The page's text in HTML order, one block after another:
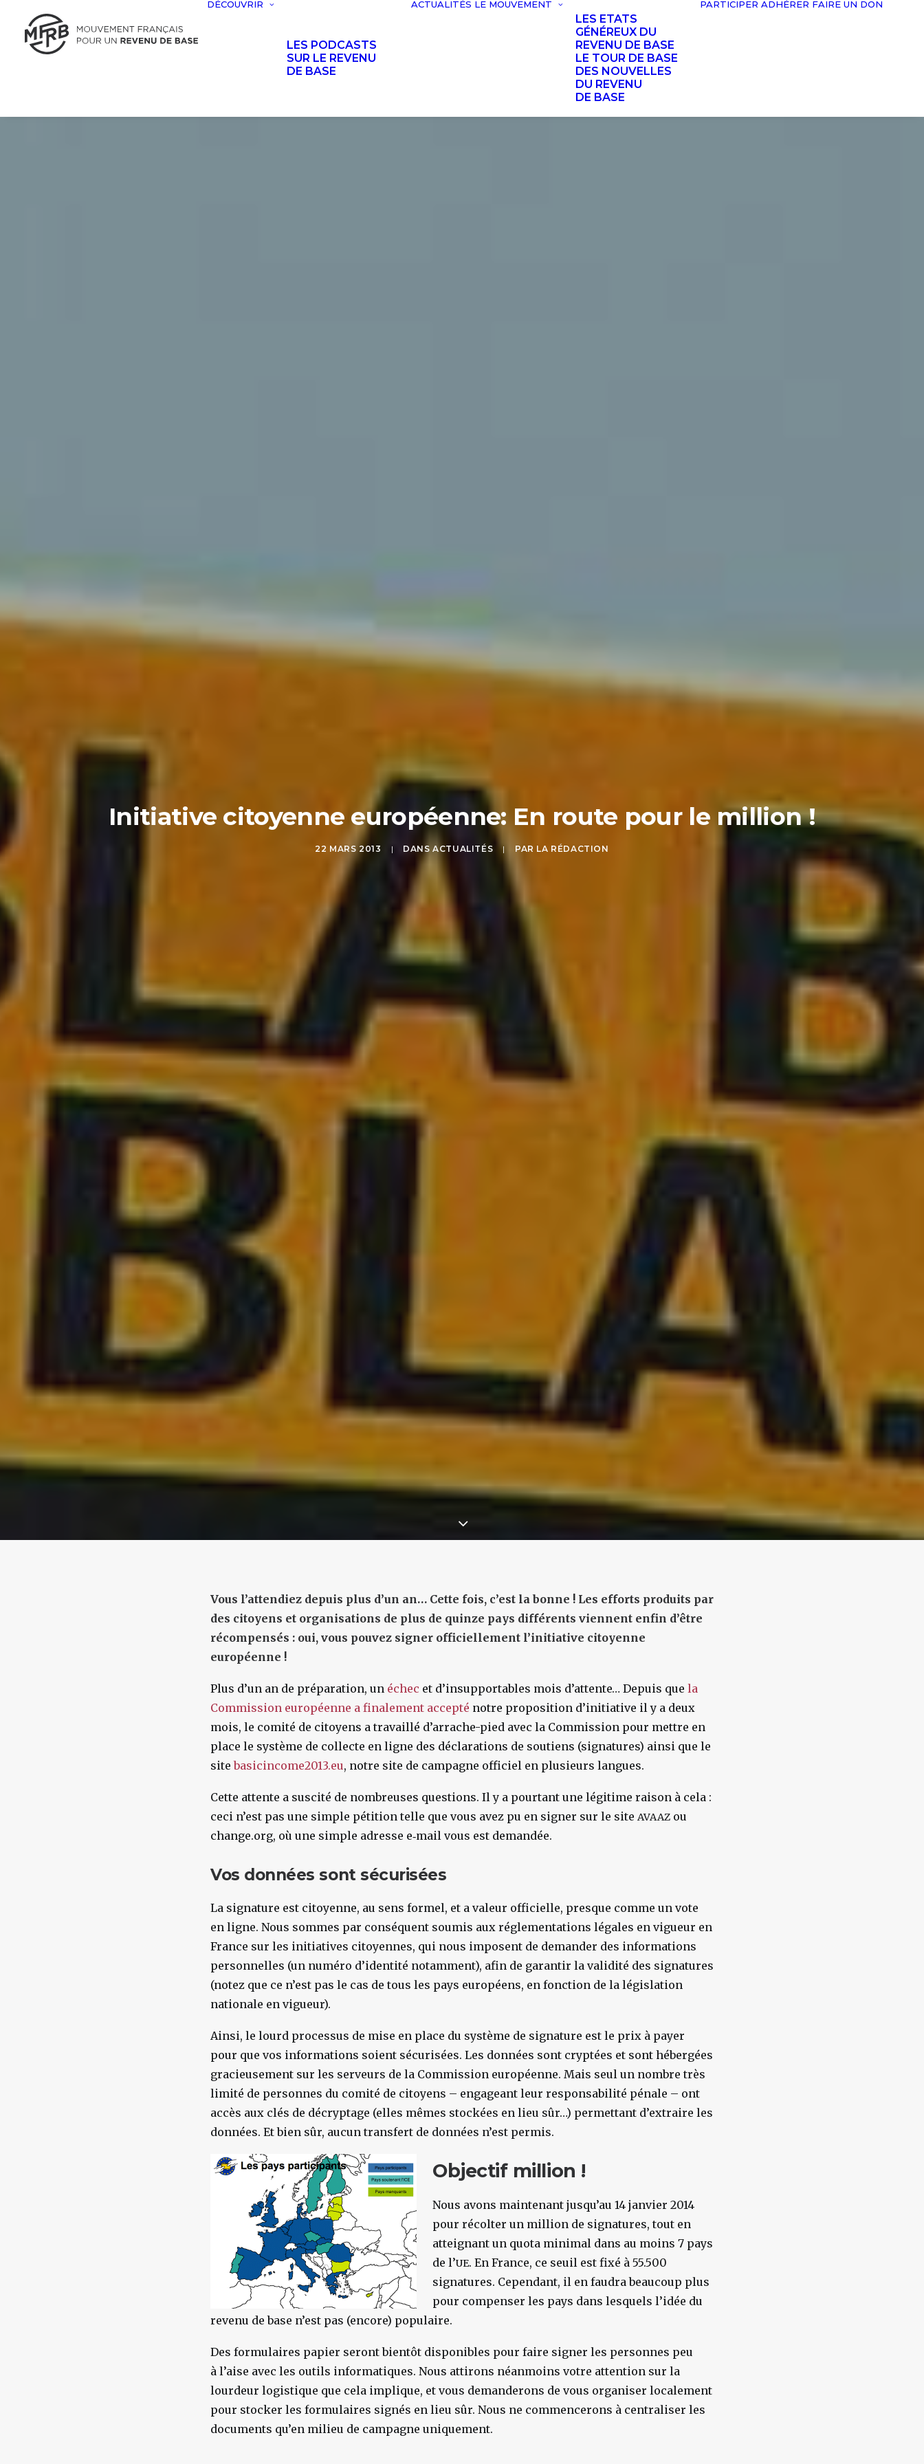
DÉCOUVRIR
LES PODCASTS
SUR LE REVENU
DE BASE
ACTUALITÉS LE MOUVEMENT
LES ETATS
GÉNÉREUX DU
REVENU DE BASE
LE TOUR DE BASE
DES NOUVELLES
DU REVENU
DE BASE
PARTICIPER ADHÉRER FAIRE UN DON
Initiative citoyenne européenne: En route pour le million !
22 MARS 2013 | DANSACTUALITÉS | PAR LA RÉDACTION
Vous l’attendiez depuis plus d’un an… Cette fois, c’est la bonne ! Les efforts produits par
des citoyens et organisations de plus de quinze pays différents viennent enfin d’être
récompensés : oui, vous pouvez signer officiellement l’initiative citoyenne
européenne !
Plus d’un an de préparation, un échec et d’insupportables mois d’attente… Depuis que la
Commission européenne a finalement accepté notre proposition d’initiative il y a deux
mois, le comité de citoyens a travaillé d’arrache-pied avec la Commission pour mettre en
place le système de collecte en ligne des déclarations de soutiens (signatures) ainsi que le
sitebasicincome2013.eu, notre site de campagne officiel en plusieurs langues.
Cette attente a suscité de nombreuses questions. Il y a pourtant une légitime raison à cela :
ceci n’est pas une simple pétition telle que vous avez pu en signer sur le site AVAAZ ou
change.org, où une simple adresse e‑mail vous est demandée.
Vos données sont sécurisées
La signature est citoyenne, au sens formel, et a valeur officielle, presque comme un vote
en ligne. Nous sommes par conséquent soumis aux réglementations légales en vigueur en
France sur les initiatives citoyennes, qui nous imposent de demander des informations
personnelles (un numéro d’identité notamment), afin de garantir la validité des signatures
(notez que ce n’est pas le cas de tous les pays européens, en fonction de la législation
nationale en vigueur).
Ainsi, le lourd processus de mise en place du système de signature est le prix à payer
pour que vos informations soient sécurisées. Les données sont cryptées et sont hébergées
gracieusement sur les serveurs de la Commission européenne. Mais seul un nombre très
limité de personnes du comité de citoyens – engageant leur responsabilité pénale – ont
accès aux clés de décryptage (elles mêmes stockées en lieu sûr…) permettant d’extraire les
données. Et bien sûr, aucun transfert de données n’est permis.
Objectif million !
Nous avons maintenant jusqu’au 14 janvier 2014
pour récolter un million de signatures, tout en
atteignant un quota minimal dans au moins 7 pays
de l’UE. En France, ce seuil est fixé à 55.500
signatures. Cependant, il en faudra beaucoup plus
pour compenser les pays dans lesquels l’idée du
revenu de base n’est pas (encore) populaire.
Des formulaires papier seront bientôt disponibles pour faire signer les personnes peu
à l’aise avec les outils informatiques. Nous attirons néanmoins votre attention sur la
lourdeur logistique que cela implique, et vous demanderons de vous organiser localement
pour stocker les formulaires signés en lieu sûr. Nous ne commencerons à centraliser les
documents qu’en milieu de campagne uniquement.